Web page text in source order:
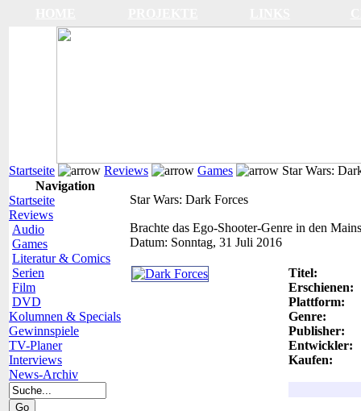
Startseite Reviews Games
Star Wars:
Navigation
Startseite
Reviews
Audio
Games
Literatur & Comics
Serien
Film
DVD
Kolumnen & Specials
Gewinnspiele
TV-Planer
Interviews
News-Archiv
Star Wars: Dark Forces
Brachte das Ego-Shooter-Genre in den
Datum: Sonntag, 31 Juli 2016
Titel:
Erschienen:
Plattform:
Genre:
Publisher:
Entwickler:
Kaufen: